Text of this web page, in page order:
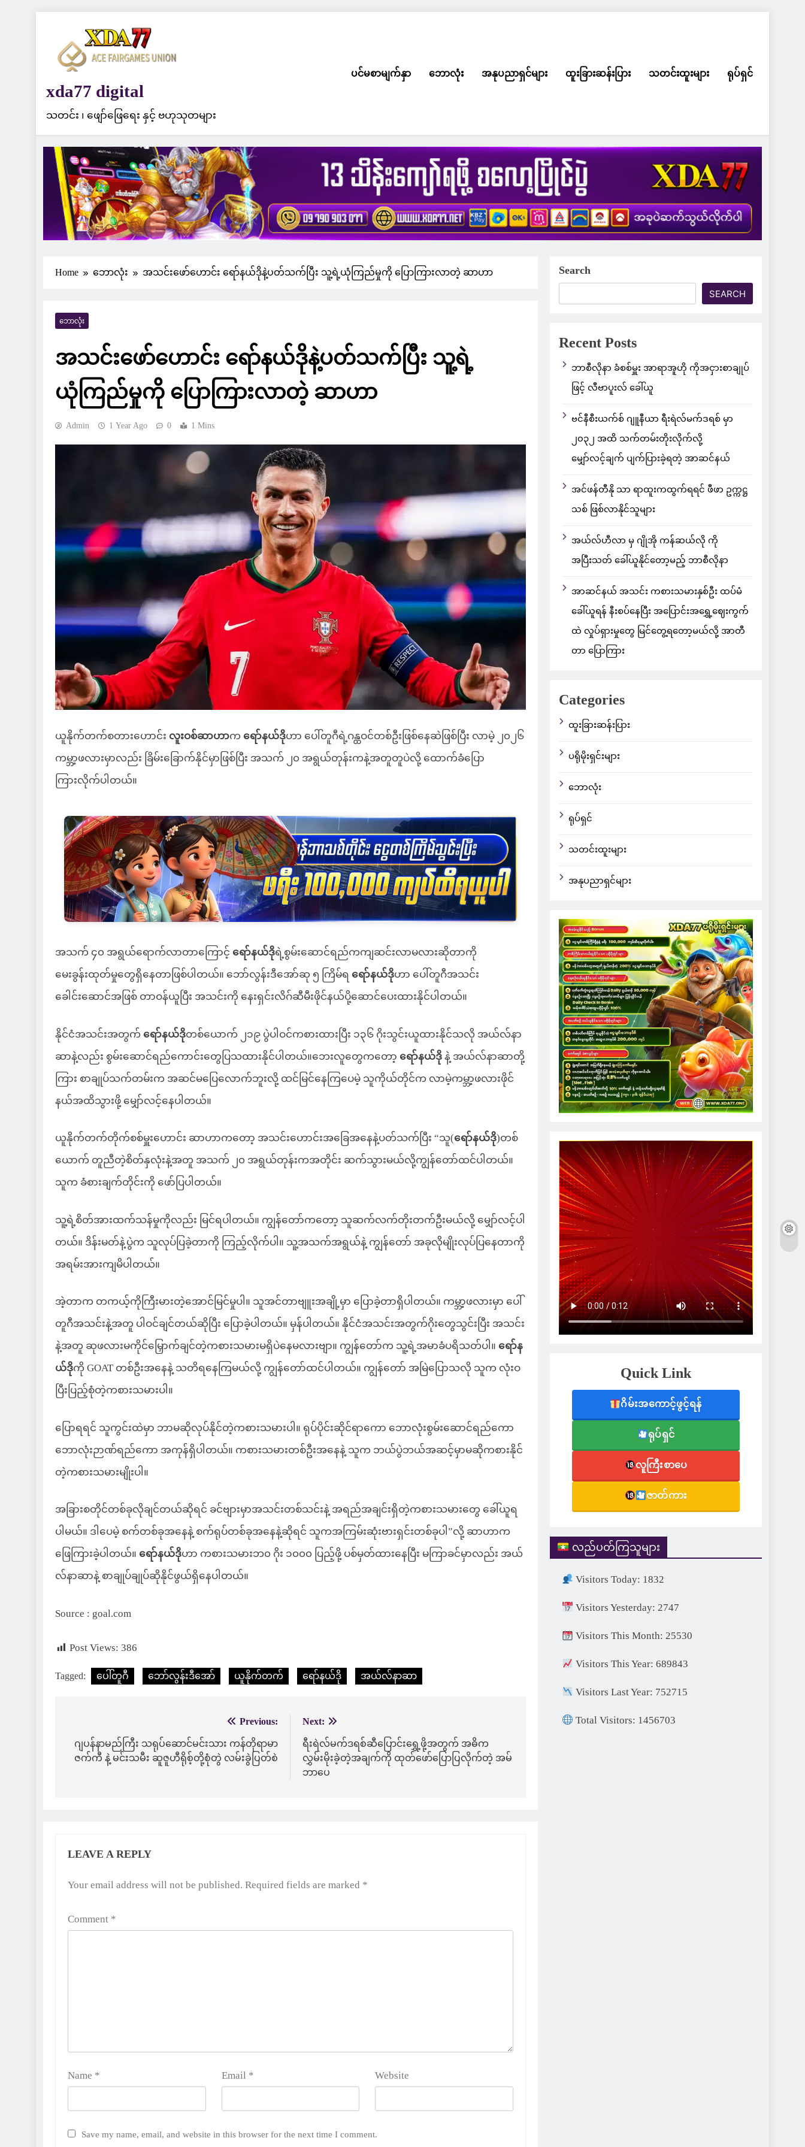
xda77 digital
သတင်း ၊ ဖျော်ဖြေရေး နှင့် ဗဟုသုတများ
ပင်မစာမျက်နှာ ဘောလုံး အနုပညာရှင်များ ထူးခြားဆန်းပြား သတင်းထူးများ ရုပ်ရှင်
Home ဘောလုံး အသင်းဖော်ဟောင်း ရော်နယ်ဒိုနဲ့ပတ်သက်ပြီး သူ့ရဲ့ယုံကြည်မှုကို ပြောကြားလာတဲ့ ဆာဟာ
ဘောလုံး
အသင်းဖော်ဟောင်း ရော်နယ်ဒိုနဲ့ပတ်သက်ပြီး သူ့ရဲ့
ယုံကြည်မှုကို ပြောကြားလာတဲ့ ဆာဟာ
Admin 1 Year Ago 0 1 Mins
ယူနိုက်တက်စတားဟောင်း လူးဝစ်ဆာဟာက ရော်နယ်ဒိုဟာ ပေါ်တူဂီရဲ့ဂန္ထဝင်တစ်ဦးဖြစ်နေဆဲဖြစ်ပြီး လာမဲ့ ၂၀၂၆
ကမ္ဘာ့ဖလားမှာလည်း ခြိမ်းခြောက်နိုင်မှာဖြစ်ပြီး အသက် ၂၀ အရွယ်တုန်းကနဲ့အတူတူပဲလို့ ထောက်ခံပြော
ကြားလိုက်ပါတယ်။
အသက် ၄၀ အရွယ်ရောက်လာတာကြောင့် ရော်နယ်ဒိုရဲ့စွမ်းဆောင်ရည်ကကျဆင်းလာမလားဆိုတာကို
မေးခွန်းထုတ်မှုတွေရှိနေတာဖြစ်ပါတယ်။ ဘော်လွန်းဒီအော်ဆု ၅ ကြိမ်ရ ရော်နယ်ဒိုဟာ ပေါ်တူဂီအသင်း
ခေါင်းဆောင်အဖြစ် တာဝန်ယူပြီး အသင်းကို နေးရှင်းလိဂ်ဆီမီးဖိုင်နယ်ပို့ဆောင်ပေးထားနိုင်ပါတယ်။
နိုင်ငံအသင်းအတွက် ရော်နယ်ဒိုတစ်ယောက် ၂၁၉ ပွဲပါဝင်ကစားထားပြီး ၁၃၆ ဂိုးသွင်းယူထားနိုင်သလို အယ်လ်နာ
ဆာနဲ့လည်း စွမ်းဆောင်ရည်ကောင်းတွေပြသထားနိုင်ပါတယ်။ဘေးလူတွေကတော့ ရော်နယ်ဒို နဲ့ အယ်လ်နာဆာတို့
ကြား စာချုပ်သက်တမ်းက အဆင်မပြေလောက်ဘူးလို့ ထင်မြင်နေကြပေမဲ့ သူကိုယ်တိုင်က လာမဲ့ကမ္ဘာ့ဖလားဖိုင်
နယ်အထိသွားဖို့ မျှော်လင့်နေပါတယ်။
ယူနိုက်တက်တိုက်စစ်မှူးဟောင်း ဆာဟာကတော့ အသင်းဟောင်းအခြေအနေနဲ့ပတ်သက်ပြီး “သူ(ရော်နယ်ဒို)တစ်
ယောက် တူညီတဲ့စိတ်နှလုံးနဲ့အတူ အသက် ၂၀ အရွယ်တုန်းကအတိုင်း ဆက်သွားမယ်လို့ကျွန်တော်ထင်ပါတယ်။
သူက ခံစားချက်တိုင်းကို ဖော်ပြပါတယ်။
သူ့ရဲ့စိတ်အားထက်သန်မှုကိုလည်း မြင်ရပါတယ်။ ကျွန်တော်ကတော့ သူဆက်လက်တိုးတက်ဦးမယ်လို့ မျှော်လင့်ပါ
တယ်။ ဒိန်းမတ်နဲ့ပွဲက သူလုပ်ပြခဲ့တာကို ကြည့်လိုက်ပါ။ သူ့အသက်အရွယ်နဲ့ ကျွန်တော် အခုလိုမျိုးလုပ်ပြနေတာကို
အရမ်းအားကျမိပါတယ်။
အဲ့တာက တကယ့်ကိုကြီးမားတဲ့အောင်မြင်မှုပါ။ သူအင်တာဗျူးအချို့မှာ ပြောခဲ့တာရှိပါတယ်။ ကမ္ဘာ့ဖလားမှာ ပေါ်
တူဂီအသင်းနဲ့အတူ ပါဝင်ချင်တယ်ဆိုပြီး ပြောခဲ့ပါတယ်။ မှန်ပါတယ်။ နိုင်ငံအသင်းအတွက်ဂိုးတွေသွင်းပြီး အသင်း
နဲ့အတူ ဆုဖလားမကိုင်မြှောက်ချင်တဲ့ကစားသမားမရှိပဲနေမလားဗျာ။ ကျွန်တော်က သူ့ရဲ့အမာခံပရိသတ်ပါ။ ရော်န
ယ်ဒိုကို GOAT တစ်ဦးအနေနဲ့ သတိရနေကြမယ်လို့ ကျွန်တော်ထင်ပါတယ်။ ကျွန်တော် အမြဲပြောသလို သူက လုံးဝ
ပြီးပြည့်စုံတဲ့ကစားသမားပါ။
ပြောရရင် သူကွင်းထဲမှာ ဘာမဆိုလုပ်နိုင်တဲ့ကစားသမားပါ။ ရုပ်ပိုင်းဆိုင်ရာကော ဘောလုံးစွမ်းဆောင်ရည်ကော
ဘောလုံးဉာဏ်ရည်ကော အကုန်ရှိပါတယ်။ ကစားသမားတစ်ဦးအနေနဲ့ သူက ဘယ်ပွဲဘယ်အဆင့်မှာမဆိုကစားနိုင်
တဲ့ကစားသမားမျိုးပါ။
အခြားစတိုင်တစ်ခုလိုချင်တယ်ဆိုရင် ခင်ဗျားမှာအသင်းတစ်သင်းနဲ့ အရည်အချင်းရှိတဲ့ကစားသမားတွေ ခေါ်ယူရ
ပါမယ်။ ဒါပေမဲ့ စက်တစ်ခုအနေနဲ့ စက်ရုပ်တစ်ခုအနေနဲ့ဆိုရင် သူကအကြမ်းဆုံးဗားရှင်းတစ်ခုပါ”လို့ ဆာဟာက
ဖြေကြားခဲ့ပါတယ်။ ရော်နယ်ဒိုဟာ ကစားသမားဘ၀ ဂိုး ၁၀၀၀ ပြည့်ဖို့ ပစ်မှတ်ထားနေပြီး မကြာခင်မှာလည်း အယ်
လ်နာဆာနဲ့ စာချုပ်ချုပ်ဆိုနိုင်ဖွယ်ရှိနေပါတယ်။
Source : goal.com
Post Views: 386
Tagged: ပေါ်တူဂီ ဘော်လွန်းဒီအော် ယူနိုက်တက် ရော်နယ်ဒို အယ်လ်နာဆာ
navigation
Previous:
ဂျပန်နာမည်ကြီး သရုပ်ဆောင်မင်းသား ကန်တိုရာမာ
ဇက်ကီ နဲ့ မင်းသမီး ဆူဇူဟီရိုစ့်တို့စုံတွဲ လမ်းခွဲပြတ်စဲ
Next:
ရီးရဲလ်မက်ဒရစ်ဆီပြောင်းရွှေ့ဖို့အတွက် အဓိက
လွှမ်းမိုးခဲ့တဲ့အချက်ကို ထုတ်ဖော်ပြောပြလိုက်တဲ့ အမ်
ဘာပေ
LEAVE A REPLY
Your email address will not be published. Required fields are marked *
Comment *
Name * Email * Website
Save my name, email, and website in this browser for the next time I comment.
Alternative:
Search
SEARCH
Recent Posts
ဘာစီလိုနာ ခံစစ်မှူး အာရာအူဟို ကိုအငှားစာချုပ်
ဖြင့် လီဗာပူးလ် ခေါ်ယူ
ဗင်နီစီးယက်စ် ဂျူနီယာ ရီးရဲလ်မက်ဒရစ် မှာ
၂၀၃၂ အထိ သက်တမ်းတိုးလိုက်လို့
မျှော်လင့်ချက် ပျက်ပြားခဲ့ရတဲ့ အာဆင်နယ်
အင်ဖန်တီနို သာ ရာထူးကထွက်ရရင် ဖီဖာ ဥက္ကဋ္ဌ
သစ် ဖြစ်လာနိုင်သူများ
အယ်လ်ဟီလာ မှ ဂျိုအို ကန်ဆယ်လို ကို
အပြီးသတ် ခေါ်ယူနိုင်တော့မည့် ဘာစီလိုနာ
အာဆင်နယ် အသင်း ကစားသမားနှစ်ဦး ထပ်မံ
ခေါ်ယူရန် နီးစပ်နေပြီး အပြောင်းအရွှေ့ဈေးကွက်
ထဲ လှုပ်ရှားမှုတွေ မြင်တွေ့ရတော့မယ်လို့ အာတီ
တာ ပြောကြား
Categories
ထူးခြားဆန်းပြား
ပရိုမိုးရှင်းများ
ဘောလုံး
ရုပ်ရှင်
သတင်းထူးများ
အနုပညာရှင်များ
Quick Link
ဂိမ်းအကောင့်ဖွင့်ရန်
ရုပ်ရှင်
လူကြီးစာပေ
ဇာတ်ကား
လည်ပတ်ကြသူများ
Visitors Today: 1832
Visitors Yesterday: 2747
Visitors This Month: 25530
Visitors This Year: 689843
Visitors Last Year: 752715
Total Visitors: 1456703